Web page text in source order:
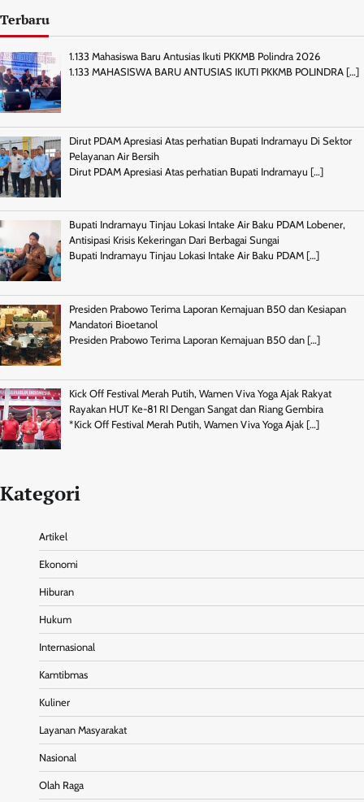
Terbaru
1.133 Mahasiswa Baru Antusias Ikuti PKKMB Polindra 2026
1.133 MAHASISWA BARU ANTUSIAS IKUTI PKKMB POLINDRA […]
Dirut PDAM Apresiasi Atas perhatian Bupati Indramayu Di Sektor
Pelayanan Air Bersih
Dirut PDAM Apresiasi Atas perhatian Bupati Indramayu […]
Bupati Indramayu Tinjau Lokasi Intake Air Baku PDAM Lobener,
Antisipasi Krisis Kekeringan Dari Berbagai Sungai
Bupati Indramayu Tinjau Lokasi Intake Air Baku PDAM […]
Presiden Prabowo Terima Laporan Kemajuan B50 dan Kesiapan
Mandatori Bioetanol
Presiden Prabowo Terima Laporan Kemajuan B50 dan […]
Kick Off Festival Merah Putih, Wamen Viva Yoga Ajak Rakyat
Rayakan HUT Ke-81 RI Dengan Sangat dan Riang Gembira
*Kick Off Festival Merah Putih, Wamen Viva Yoga Ajak […]
Kategori
Artikel
Ekonomi
Hiburan
Hukum
Internasional
Kamtibmas
Kuliner
Layanan Masyarakat
Nasional
Olah Raga